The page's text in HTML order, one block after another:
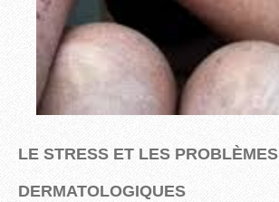
LE STRESS ET LES PROBLÈMES
DERMATOLOGIQUES